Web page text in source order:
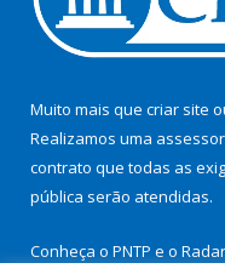
Muito mais que criar site
Realizamos uma
contrato que todas as
pública serão atendidas.
Conheça o PNTP e o